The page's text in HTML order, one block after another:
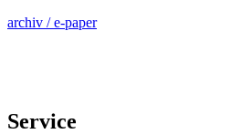
archiv / e-paper
Service